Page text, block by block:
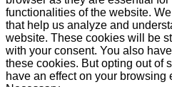
functionalities of the website.
that help us analyze and
website. These cookies will be
with your consent. You also
these cookies. But opting out of
have an effect on your browsing